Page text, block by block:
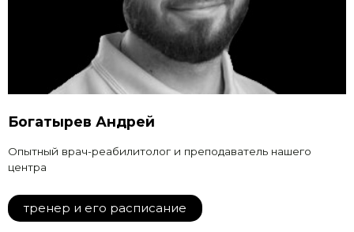
Богатырев Андрей
Опытный врач-реабилитолог и преподаватель нашего
центра
тренер и его расписание